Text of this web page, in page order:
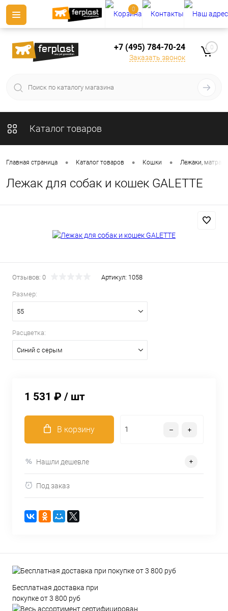
+7 (495) 784-70-24
Заказать звонок
0
Каталог товаров
Главная страница • Каталог товаров • Кошки • Лежаки,
Лежак для собак и кошек GALETTE
Отзывов: 0 Артикул: 1058
Размер:
55
Расцветка:
Синий с серым
1 531 ₽ / шт
В корзину
Нашли дешевле
Под заказ
Бесплатная доставка при
покупке от 3 800 руб
0